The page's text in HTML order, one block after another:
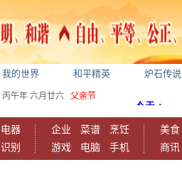
我的世界 和平精英 炉石传说
丙午年 六月廿六 父亲节
电器
识别
企业 菜谱
烹饪
游戏
电脑 手机
美食
商讯